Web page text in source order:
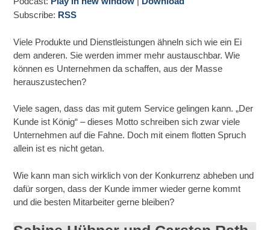
Subscribe: RSS
Viele Produkte und Dienstleistungen ähneln sich wie ein Ei
dem anderen. Sie werden immer mehr austauschbar. Wie
können es Unternehmen da schaffen, aus der Masse
herauszustechen?
Viele sagen, dass das mit gutem Service gelingen kann. „Der
Kunde ist König“ – dieses Motto schreiben sich zwar viele
Unternehmen auf die Fahne. Doch mit einem flotten Spruch
allein ist es nicht getan.
Wie kann man sich wirklich von der Konkurrenz abheben und
dafür sorgen, dass der Kunde immer wieder gerne kommt
und die besten Mitarbeiter gerne bleiben?